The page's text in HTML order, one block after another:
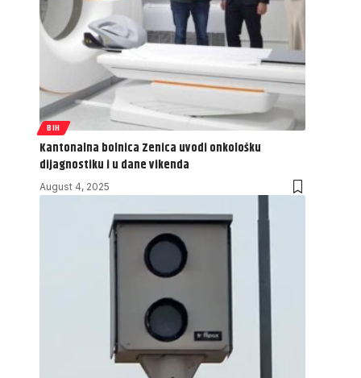
BIH
Kantonalna bolnica Zenica uvodi onkološku
dijagnostiku i u dane vikenda
August 4, 2025